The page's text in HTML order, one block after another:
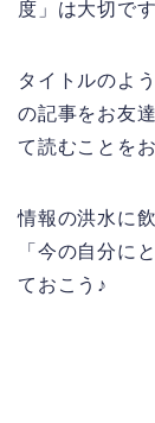
度」は大切です
タイトルのよ
の記事をお友
て読むことを
情報の洪水に
「今の自分に
ておこう♪